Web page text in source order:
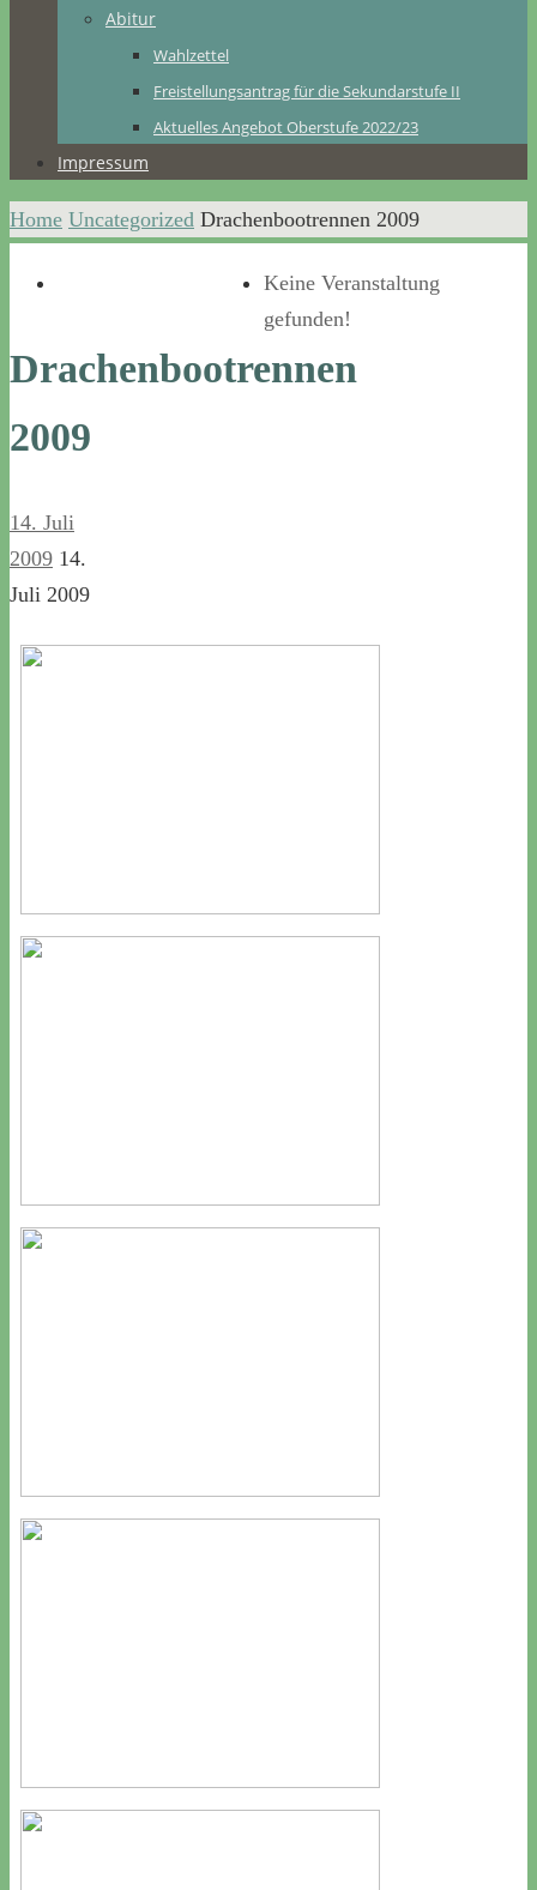
Abitur
Wahlzettel
Freistellungsantrag für die Sekundarstufe II
Aktuelles Angebot Oberstufe 2022/23
Impressum
Home Uncategorized Drachenbootrennen 2009
Drachenbootrennen
2009
14. Juli
2009 14.
Juli 2009
Keine Veranstaltung
gefunden!